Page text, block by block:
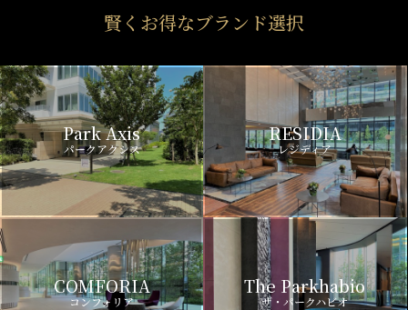
賢くお得なブランド選択
Park Axis
パークアクシス
RESIDIA
レジディア
COMFORIA
コンフォリア
The Parkhabio
ザ・パークハビオ